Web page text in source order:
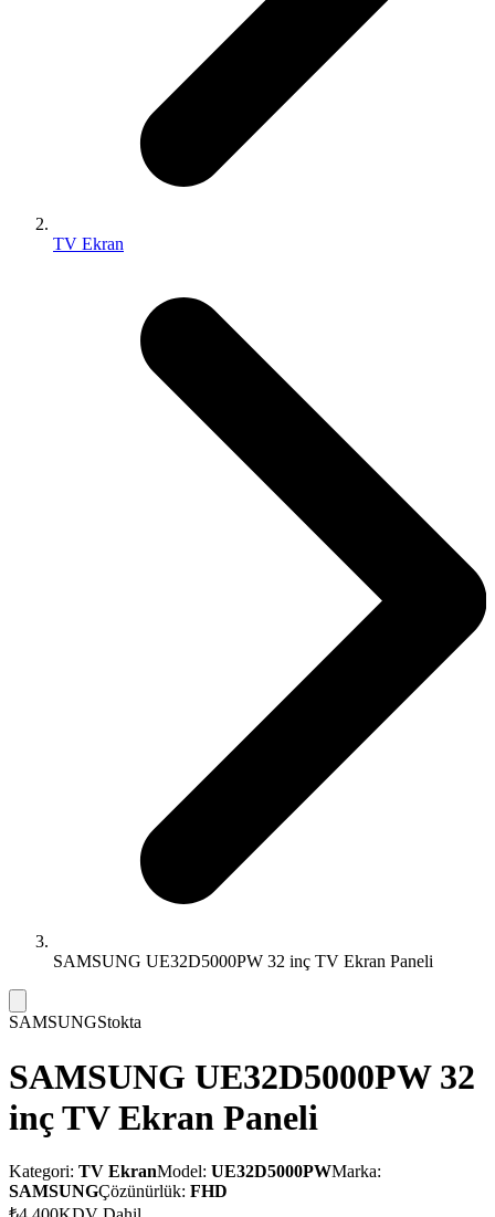
TV Ekran
SAMSUNG UE32D5000PW 32 inç TV Ekran Paneli
SAMSUNGStokta
SAMSUNG UE32D5000PW 32
inç TV Ekran Paneli
Kategori: TV EkranModel: UE32D5000PWMarka:
SAMSUNGÇözünürlük: FHD